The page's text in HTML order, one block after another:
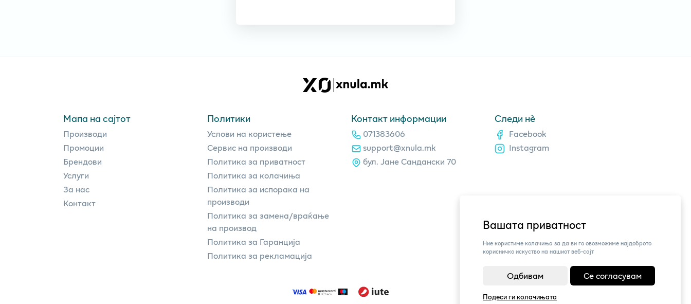
Вашата приватност
Ние користиме колачиња за да ви го овозможиме најдоброто
корисничко искуство на нашиот веб-сајт
Одбивам Се согласувам
Подеси ги колачињата
Мапа на сајтот
Производи
Промоции
Брендови
Услуги
За нас
Контакт
Политики
Услови на користење
Сервис на производи
Политика за приватност
Политика за колачиња
Политика за испорака на
производи
Политика за замена/враќање
на производ
Политика за Гаранција
Политика за рекламација
Контакт информации
071383606
support@xnula.mk
бул. Јане Сандански 70
Следи нè
Facebook
Instagram